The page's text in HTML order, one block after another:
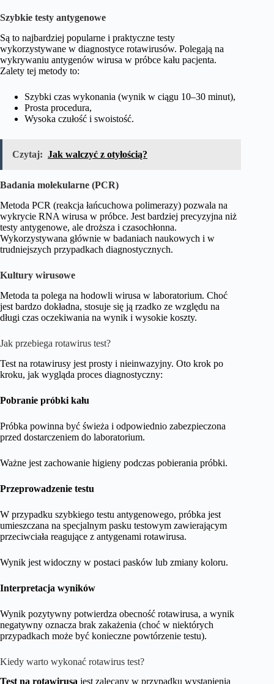
Szybkie testy antygenowe
Są to najbardziej popularne i praktyczne testy
wykorzystywane w diagnostyce rotawirusów. Polegają na
wykrywaniu antygenów wirusa w próbce kału pacjenta.
Zalety tej metody to:
Szybki czas wykonania (wynik w ciągu 10–30 minut),
Prosta procedura,
Wysoka czułość i swoistość.
Czytaj: Jak walczyć z otyłością?
Badania molekularne (PCR)
Metoda PCR (reakcja łańcuchowa polimerazy) pozwala na
wykrycie RNA wirusa w próbce. Jest bardziej precyzyjna niż
testy antygenowe, ale droższa i czasochłonna.
Wykorzystywana głównie w badaniach naukowych i w
trudniejszych przypadkach diagnostycznych.
Kultury wirusowe
Metoda ta polega na hodowli wirusa w laboratorium. Choć
jest bardzo dokładna, stosuje się ją rzadko ze względu na
długi czas oczekiwania na wynik i wysokie koszty.
Jak przebiega rotawirus test?
Test na rotawirusy jest prosty i nieinwazyjny. Oto krok po
kroku, jak wygląda proces diagnostyczny:
Pobranie próbki kału
Próbka powinna być świeża i odpowiednio zabezpieczona
przed dostarczeniem do laboratorium.
Ważne jest zachowanie higieny podczas pobierania próbki.
Przeprowadzenie testu
W przypadku szybkiego testu antygenowego, próbka jest
umieszczana na specjalnym pasku testowym zawierającym
przeciwciała reagujące z antygenami rotawirusa.
Wynik jest widoczny w postaci pasków lub zmiany koloru.
Interpretacja wyników
Wynik pozytywny potwierdza obecność rotawirusa, a wynik
negatywny oznacza brak zakażenia (choć w niektórych
przypadkach może być konieczne powtórzenie testu).
Kiedy warto wykonać rotawirus test?
Test na rotawirusa jest zalecany w przypadku wystąpienia